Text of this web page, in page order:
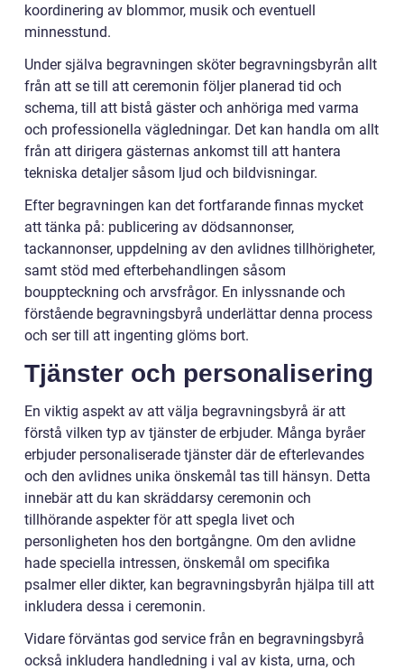
koordinering av blommor, musik och eventuell
minnesstund.
Under själva begravningen sköter begravningsbyrån allt
från att se till att ceremonin följer planerad tid och
schema, till att bistå gäster och anhöriga med varma
och professionella vägledningar. Det kan handla om allt
från att dirigera gästernas ankomst till att hantera
tekniska detaljer såsom ljud och bildvisningar.
Efter begravningen kan det fortfarande finnas mycket
att tänka på: publicering av dödsannonser,
tackannonser, uppdelning av den avlidnes tillhörigheter,
samt stöd med efterbehandlingen såsom
bouppteckning och arvsfrågor. En inlyssnande och
förstående begravningsbyrå underlättar denna process
och ser till att ingenting glöms bort.
Tjänster och personalisering
En viktig aspekt av att välja begravningsbyrå är att
förstå vilken typ av tjänster de erbjuder. Många byråer
erbjuder personaliserade tjänster där de efterlevandes
och den avlidnes unika önskemål tas till hänsyn. Detta
innebär att du kan skräddarsy ceremonin och
tillhörande aspekter för att spegla livet och
personligheten hos den bortgångne. Om den avlidne
hade speciella intressen, önskemål om specifika
psalmer eller dikter, kan begravningsbyrån hjälpa till att
inkludera dessa i ceremonin.
Vidare förväntas god service från en begravningsbyrå
också inkludera handledning i val av kista, urna, och